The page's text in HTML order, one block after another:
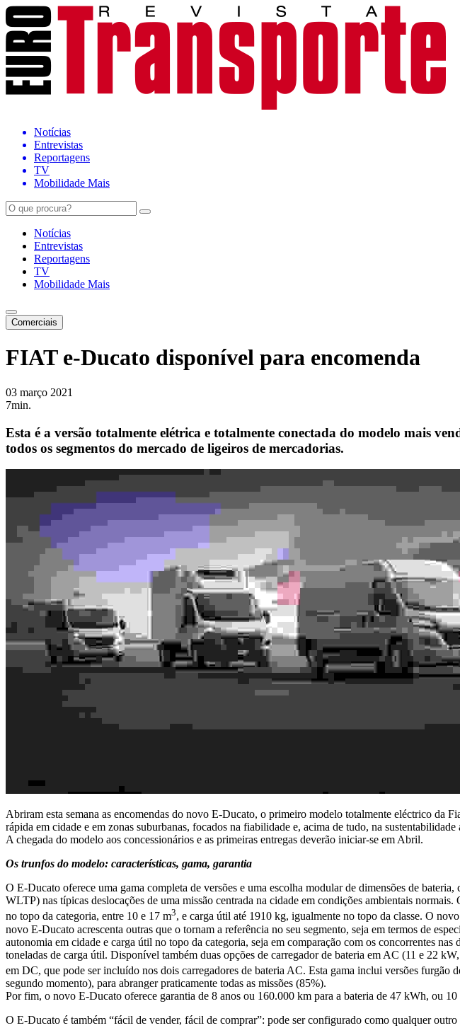
Notícias
Entrevistas
Reportagens
TV
Mobilidade Mais
Notícias
Entrevistas
Reportagens
TV
Mobilidade Mais
Comerciais
FIAT e-Ducato disponível para encomenda
03 março 2021
7min.
Esta é a versão totalmente elétrica e totalmente conectada do modelo mais
todos os segmentos do mercado de ligeiros de mercadorias.
Abriram esta semana as encomendas do novo E-Ducato, o primeiro modelo totalmente eléctrico da
rápida em cidade e em zonas suburbanas, focados na fiabilidade e, acima de tudo, na sustentabilidade
A chegada do modelo aos concessionários e as primeiras entregas deverão iniciar-se em Abril.
Os trunfos do modelo: características, gama, garantia
O E-Ducato oferece uma gama completa de versões e uma escolha modular de dimensões de
WLTP) nas típicas deslocações de uma missão centrada na cidade em condições ambientais normais.
no topo da categoria, entre 10 e 17 m3, e carga útil até 1910 kg, igualmente no topo da classe. O
novo E-Ducato acrescenta outras que o tornam a referência no seu segmento, seja em termos de
autonomia em cidade e carga útil no topo da categoria, seja em comparação com os concorrentes
toneladas de carga útil. Disponível também duas opções de carregador de bateria em AC (11 e 22
em DC, que pode ser incluído nos dois carregadores de bateria AC. Esta gama inclui versões furgão
segundo momento), para abranger praticamente todas as missões (85%).
Por fim, o novo E-Ducato oferece garantia de 8 anos ou 160.000 km para a bateria de 47 kWh, ou
O E-Ducato é também “fácil de vender, fácil de comprar”: pode ser configurado como qualquer